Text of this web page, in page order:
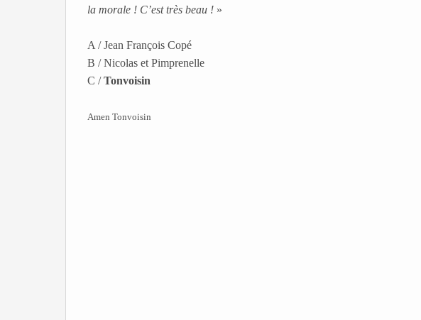
la morale ! C’est très beau ! »
A / Jean François Copé
B / Nicolas et Pimprenelle
C /Tonvoisin
Amen Tonvoisin